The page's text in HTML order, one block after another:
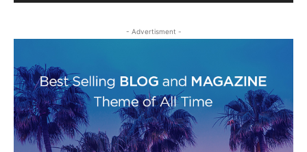
- Advertisment -